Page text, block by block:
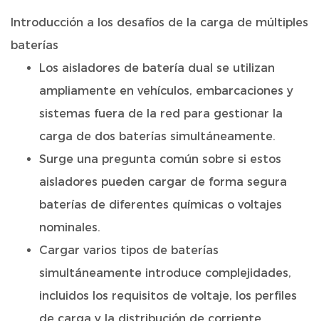
Introducción a los desafíos de la carga de múltiples
baterías
Los aisladores de batería dual se utilizan
ampliamente en vehículos, embarcaciones y
sistemas fuera de la red para gestionar la
carga de dos baterías simultáneamente.
Surge una pregunta común sobre si estos
aisladores pueden cargar de forma segura
baterías de diferentes químicas o voltajes
nominales.
Cargar varios tipos de baterías
simultáneamente introduce complejidades,
incluidos los requisitos de voltaje, los perfiles